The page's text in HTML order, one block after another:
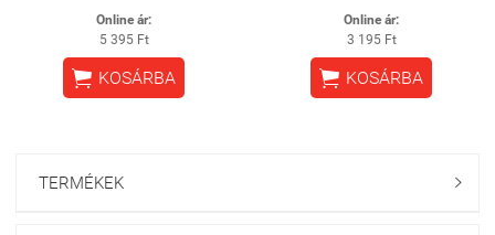
Online ár:
5 395 Ft
 KOSÁRBA
Online ár:
3 195 Ft
 KOSÁRBA
TERMÉKEK 